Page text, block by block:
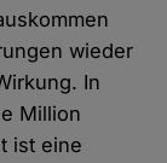
wieder
In
Million
ist eine